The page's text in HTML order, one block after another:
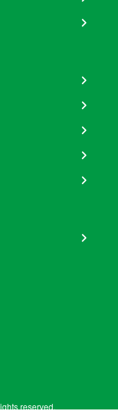
reserved.